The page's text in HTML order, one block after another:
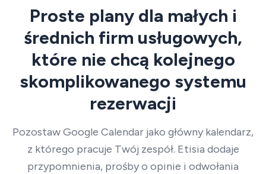
Proste plany dla małych i
średnich firm usługowych,
które nie chcą kolejnego
skomplikowanego systemu
rezerwacji
Pozostaw Google Calendar jako główny kalendarz,
z którego pracuje Twój zespół. Etisia dodaje
przypomnienia, prośby o opinie i odwołania